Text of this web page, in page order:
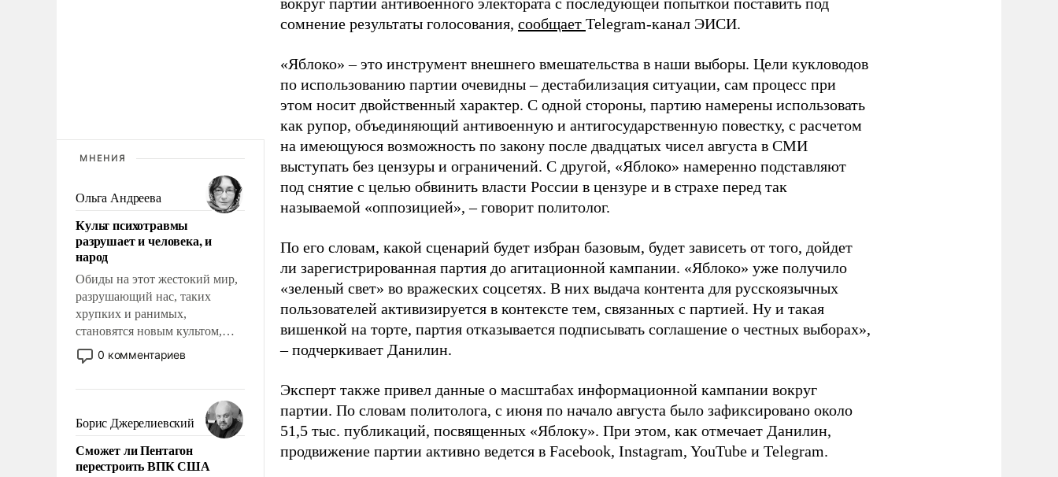
МНЕНИЯ
Ольга Андреева
Культ психотравмы
разрушает и человека, и
народ
Обиды на этот жестокий мир,
разрушающий нас, таких
хрупких и ранимых,
становятся новым культом,
постепенно вытесняя и
отменяя традиционное
мужественным и твердым под
ударами судьбы, брать на себя
ответственность, помогать
слабым, идти вперед и
адаптироваться.
0 комментариев
Борис Джерелиевский
Сможет ли Пентагон
перестроить ВПК США
сомнение результаты голосования, сообщает Telegram-канал ЭИСИ.
«Яблоко» – это инструмент внешнего вмешательства в наши выборы. Цели кукловодов
по использованию партии очевидны – дестабилизация ситуации, сам процесс при
этом носит двойственный характер. С одной стороны, партию намерены использовать
как рупор, объединяющий антивоенную и антигосударственную повестку, с расчетом
на имеющуюся возможность по закону после двадцатых чисел августа в СМИ
выступать без цензуры и ограничений. С другой, «Яблоко» намеренно подставляют
под снятие с целью обвинить власти России в цензуре и в страхе перед так
называемой «оппозицией», – говорит политолог.
По его словам, какой сценарий будет избран базовым, будет зависеть от того, дойдет
ли зарегистрированная партия до агитационной кампании. «Яблоко» уже получило
«зеленый свет» во вражеских соцсетях. В них выдача контента для русскоязычных
пользователей активизируется в контексте тем, связанных с партией. Ну и такая
вишенкой на торте, партия отказывается подписывать соглашение о честных выборах»,
– подчеркивает Данилин.
Эксперт также привел данные о масштабах информационной кампании вокруг
партии. По словам политолога, с июня по начало августа было зафиксировано около
51,5 тыс. публикаций, посвященных «Яблоку». При этом, как отмечает Данилин,
продвижение партии активно ведется в Facebook, Instagram, YouTube и Telegram.